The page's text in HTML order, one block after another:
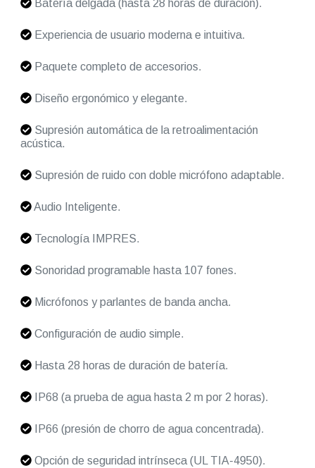
Batería delgada (hasta 28 horas de duración).
Experiencia de usuario moderna e intuitiva.
Paquete completo de accesorios.
Diseño ergonómico y elegante.
Supresión automática de la retroalimentación
acústica.
Supresión de ruido con doble micrófono adaptable.
Audio Inteligente.
Tecnología IMPRES.
Sonoridad programable hasta 107 fones.
Micrófonos y parlantes de banda ancha.
Configuración de audio simple.
Hasta 28 horas de duración de batería.
IP68 (a prueba de agua hasta 2 m por 2 horas).
IP66 (presión de chorro de agua concentrada).
Opción de seguridad intrínseca (UL TIA-4950).